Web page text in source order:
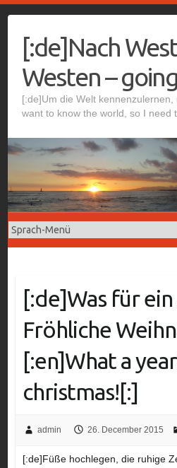
content[:de]Nach
Westen –
[:de]Um die Welt
want to know the world, so I need
[:de]Was für ein
Fröhliche
[:en]What a
christmas![:]
admin 26. December 2015
[:de]Füße hochlegen, die ruhige